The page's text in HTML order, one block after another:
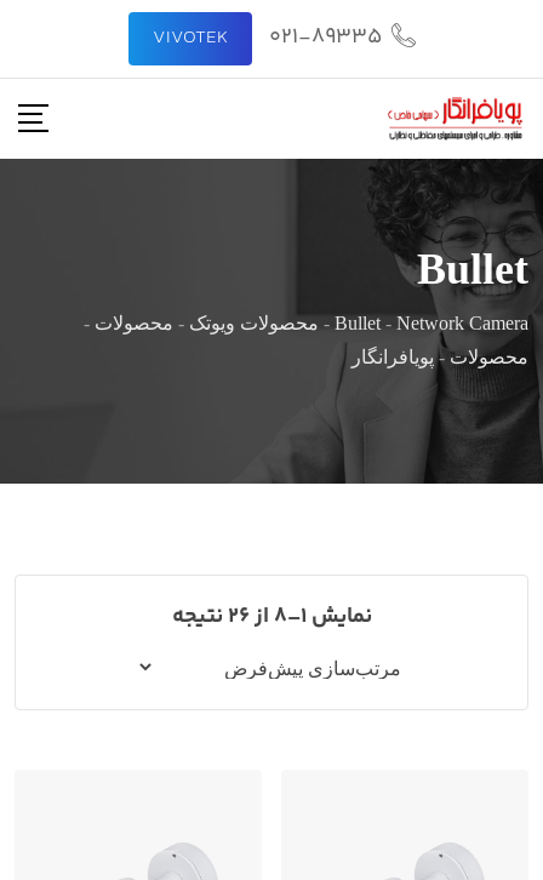
محتوا
021-89335
VIVOTEK
Bullet
Bullet - Network Camera
- محصولات ویوتک - محصولات -
محصولات - پویافرانگار
نمایش 1–8 از 26 نتیجه